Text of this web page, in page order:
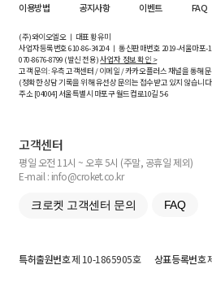
이용방법
공지사항 이벤트 FAQ
(주)와이오엘오 ㅣ 대표 황유미
사업자등록번호610-86-34204ㅣ 통신판매번호 2019-서울마포-
070-8676-8799 (발신 전용)사업자 정보 확인 >
고객 문의: 우측 고객센터 / 이메일 / 카카오플러스 채널을 통해
(정확한 상담 기록을 위해 유선상 문의는 접수받고 있지 않습니
주소 [04004] 서울특별시 마포구 월드컵로10길5-6
고객센터
평일 오전 11시 ~ 오후 5시 (주말, 공휴일 제외)
E-mail : info@croket.co.kr
크로켓 고객센터 문의 FAQ
특허출원번호제 10-1865905호 상표등록번호